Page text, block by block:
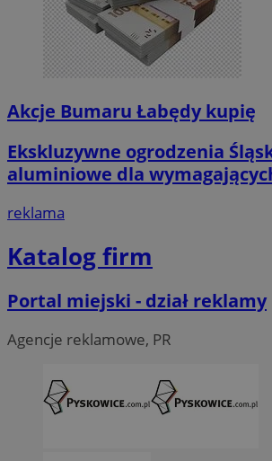
Akcje Bumaru Łabędy kupię
Ekskluzywne ogrodzenia
aluminiowe dla
reklama
Katalog firm
Portal miejski - dział reklamy
Agencje reklamowe, PR